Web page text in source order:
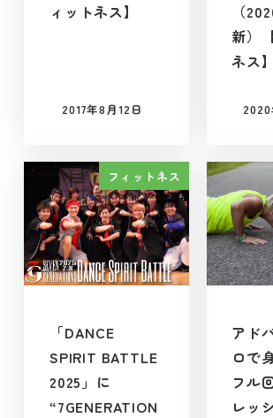
ィットネス】
投稿日
2017年8月12日
（
新）
ネス】
投稿
2020
フィットネス
「DANCE
SPIRIT BATTLE
2025」に
“7GENERATION
アド
ロで
フル
レッ